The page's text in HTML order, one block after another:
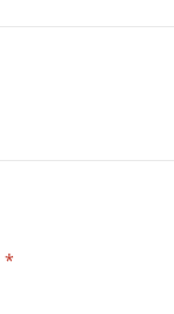
*